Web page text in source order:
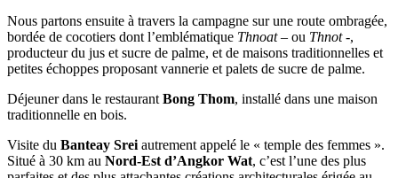
Nous partons ensuite à travers la campagne sur une route ombragée,
bordée de cocotiers dont l’emblématique Thnoat– ou Thnot-,
producteur du jus et sucre de palme, et de maisons traditionnelles et
petites échoppes proposant vannerie et palets de sucre de palme.
Déjeuner dans le restaurant Bong Thom, installé dans une maison
traditionnelle en bois.
Visite du Banteay Srei autrement appelé le « temple des femmes ».
Situé à 30 km au Nord-Est d’Angkor Wat, c’est l’une des plus